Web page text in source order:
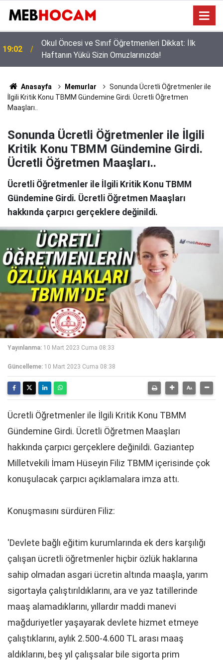
12:02
Okul Çantası Kaça Doluyor? İşte Velilerin Yanıtını
Beklediği O Rakam!
Anasayfa Memurlar
Sonunda Ücretli Öğretmenler ile
İlgili Kritik Konu TBMM Gündemine Girdi. Ücretli Öğretmen
Maaşları..
Sonunda Ücretli Öğretmenler ile İlgili
Kritik Konu TBMM Gündemine Girdi.
Ücretli Öğretmen Maaşları..
Ücretli Öğretmenler ile İlgili Kritik Konu TBMM
Gündemine Girdi. Ücretli Öğretmen Maaşları
hakkında çarpıcı gerçeklere değinildi.
Yayınlanma: 10 Mart 2023 Cuma 08:33
Güncelleme: 10 Mart 2023 Cuma 08:38
Ücretli Öğretmenler ile İlgili Kritik Konu TBMM
Gündemine Girdi. Ücretli Öğretmen Maaşları
hakkında çarpıcı gerçeklere değinildi. Gaziantep
Milletvekili İmam Hüseyin Filiz TBMM içerisinde çok
konuşulacak çarpıcı açıklamalara imza attı.
Konuşmasını sürdüren Filiz:
'Devlete bağlı eğitim kurumlarında ek ders karşılığı
çalışan ücretli öğretmenler hiçbir özlük haklarına
sahip olmadan asgari ücretin altında maaşla, yarım
sigortayla çalıştırıldıklarını, ara ve yaz tatillerinde
maaş alamadıklarını, yıllardır maddi manevi
mağduriyetler yaşayarak devlete hizmet etmeye
çalıştıklarını, aylık 2.500-4.600 TL arası maaş
aldıklarını, beş yıl çalışsalar bile sigorta prim